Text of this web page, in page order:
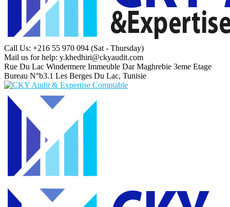
Call Us: +216 55 970 094 (Sat - Thursday)
Mail us for help: y.khedhiri@ckyaudit.com
Rue Du Lac Windermere Immeuble Dar Maghrebie 3eme Etage
Bureau N°b3.1 Les Berges Du Lac, Tunisie